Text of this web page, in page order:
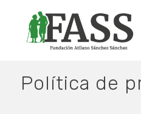
Política de